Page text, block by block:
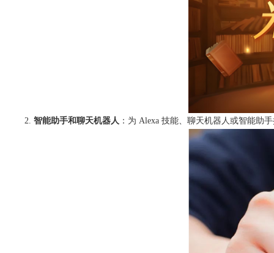
智能助手和聊天机器人 ：为 Alexa 技能、聊天机器人或智能助